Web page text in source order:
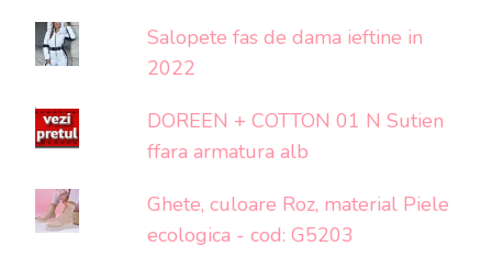
Salopete fas de dama ieftine in
2022
DOREEN + COTTON 01 N Sutien
ffara armatura alb
Ghete, culoare Roz, material Piele
ecologica - cod: G5203